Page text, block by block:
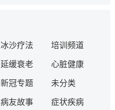
冰沙疗法 培训频道
延缓衰老 心脏健康
新冠专题 未分类
病友故事 症状疾病